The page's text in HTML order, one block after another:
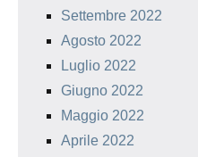
Settembre 2022
Agosto 2022
Luglio 2022
Giugno 2022
Maggio 2022
Aprile 2022